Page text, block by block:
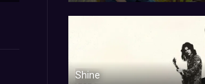
Shine